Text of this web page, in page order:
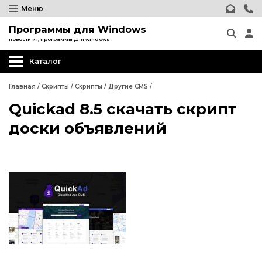
Меню
Программы для Windows
новости ит, программы для windows
Каталог
Wordpress
Joomla
phpBB форум
Другие CMS
Главная / Скрипты / Скрипты / Другие CMS /
Quickad 8.5 скачать скрипт
доски объявлений
Wordpress
Joomla